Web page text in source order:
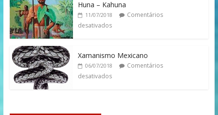
Huna – Kahuna
11/07/2018
Comentários
desativados
Xamanismo Mexicano
06/07/2018
Comentários
desativados